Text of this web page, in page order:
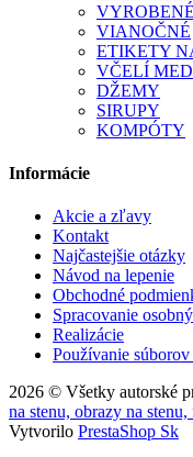
VIANOČNÉ
ETIKETY
VČELÍ MED
DŽEMY
SIRUPY
KOMPÓTY
Informácie
Akcie a zľavy
Kontakt
Najčastejšie otázky
Návod na lepenie
Obchodné
Spracovanie
Realizácie
Používanie
2026 © Všetky autorské
na stenu, obrazy na
Vytvorilo PrestaShop Sk